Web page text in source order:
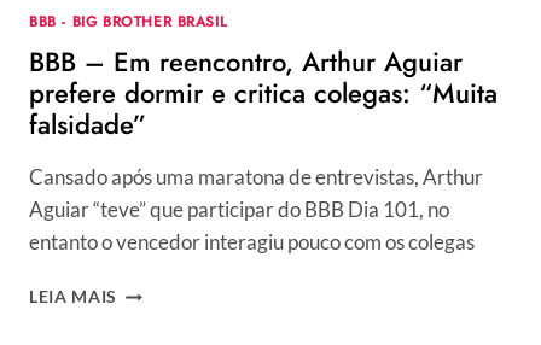
BBB - BIG BROTHER BRASIL
BBB – Em reencontro, Arthur Aguiar
prefere dormir e critica colegas: “Muita
falsidade”
Cansado após uma maratona de entrevistas, Arthur
Aguiar “teve” que participar do BBB Dia 101, no
entanto o vencedor interagiu pouco com os colegas
LEIA MAIS BBB